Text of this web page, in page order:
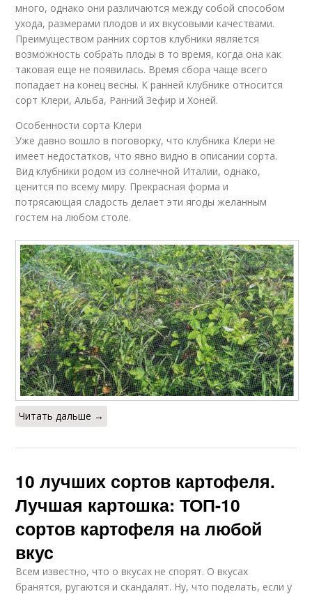
много, однако они различаются между собой способом
ухода, размерами плодов и их вкусовыми качествами.
Преимуществом ранних сортов клубники является
возможность собрать плоды в то время, когда она как
таковая еще не появилась. Время сбора чаще всего
попадает на конец весны. К ранней клубнике относится
сорт Клери, Альба, Ранний Зефир и Хоней.
Особенности сорта Клери
Уже давно вошло в поговорку, что клубника Клери не
имеет недостатков, что явно видно в описании сорта.
Вид клубники родом из солнечной Италии, однако,
ценится по всему миру. Прекрасная форма и
потрясающая сладость делает эти ягоды желанным
гостем на любом столе.
Читать дальше →
10 лучших сортов картофеля.
Лучшая картошка: ТОП-10
сортов картофеля на любой
вкус
Всем известно, что о вкусах не спорят. О вкусах
бранятся, ругаются и скандалят. Ну, что поделать, если у